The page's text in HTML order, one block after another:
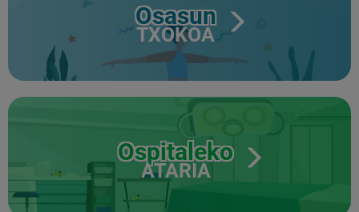
Osasun
TXOKOA
Ospitaleko
ATARIA